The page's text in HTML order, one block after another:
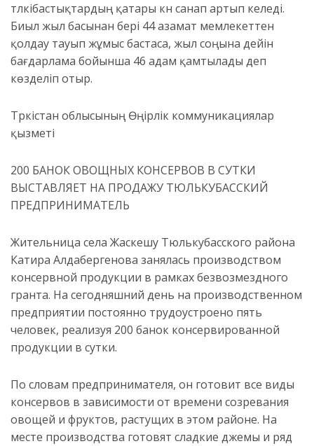
түлкібастықтардың қатары күн санап артып келеді.
Биыл жыл басынан бері 44 азамат мемлекеттен
қолдау тауып жұмыс бастаса, жыл соңына дейін
бағдарлама бойынша 46 адам қамтылады деп
көзделіп отыр.
Түркістан облысының Өңірлік коммуникациялар
қызметі
200 БАНОК ОВОЩНЫХ КОНСЕРВОВ В СУТКИ
ВЫСТАВЛЯЕТ НА ПРОДАЖУ ТЮЛЬКУБАССКИЙ
ПРЕДПРИНИМАТЕЛЬ
Жительница села Жаскешу Тюлькубасского района
Катира Алдабергенова занялась производством
консервной продукции в рамках безвозмездного
гранта. На сегодняшний день на производственном
предприятии постоянно трудоустроено пять
человек, реализуя 200 банок консервированной
продукции в сутки.
По словам предпринимателя, он готовит все виды
консервов в зависимости от времени созревания
овощей и фруктов, растущих в этом районе. На
месте производства готовят сладкие джемы и ряд